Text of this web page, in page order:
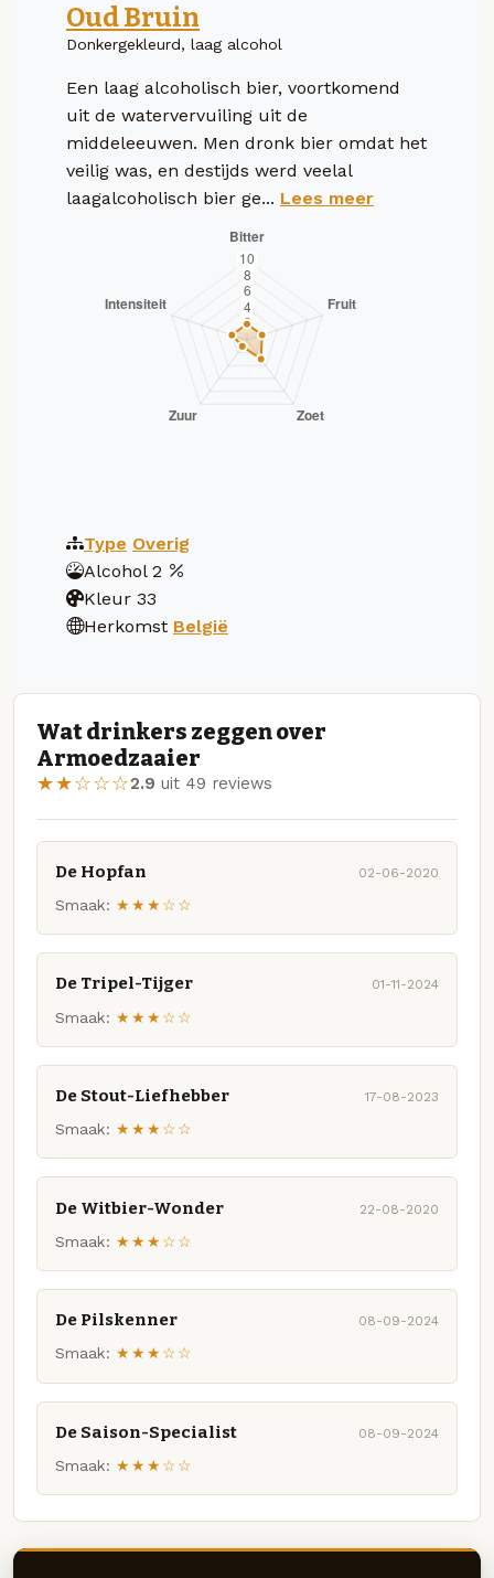
Oud Bruin
Donkergekleurd, laag alcohol
Een laag alcoholisch bier, voortkomend
uit de watervervuiling uit de
middeleeuwen. Men dronk bier omdat het
veilig was, en destijds werd veelal
laagalcoholisch bier ge... Lees meer
Type Overig
Alcohol 2
Kleur 33
Herkomst België
Wat drinkers zeggen over
Armoedzaaier
★★☆☆☆2.9 uit 49 reviews
De Hopfan 02-06-2020
Smaak: ★★★☆☆
De Tripel-Tijger 01-11-2024
Smaak: ★★★☆☆
De Stout-Liefhebber 17-08-2023
Smaak: ★★★☆☆
De Witbier-Wonder 22-08-2020
Smaak: ★★★☆☆
De Pilskenner 08-09-2024
Smaak: ★★★☆☆
De Saison-Specialist 08-09-2024
Smaak: ★★★☆☆